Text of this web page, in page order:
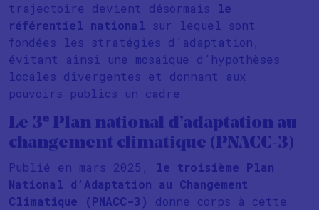
trajectoire devient désormais le
référentiel national sur lequel sont
fondées les stratégies d’adaptation,
évitant ainsi une mosaïque d’hypothèses
locales divergentes et donnant aux
pouvoirs publics un cadre
Le 3ᵉ Plan national d’adaptation au
changement climatique (PNACC-3)
Publié en mars 2025, le troisième Plan
National d’Adaptation au Changement
Climatique (PNACC-3)
donne corps à cette